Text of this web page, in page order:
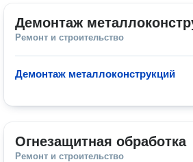
Демонтаж
Ремонт и строительство
Демонтаж металлоконструкций
Огнезащитная обработка
Ремонт и строительство